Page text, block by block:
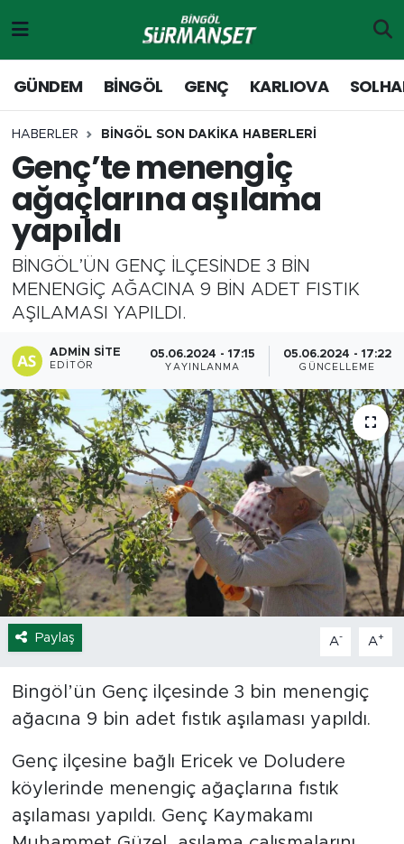
GÜNDEM BİNGÖL GENÇ KARLIOVA
HABERLER BİNGÖL SON DAKİKA HABERLERİ
Genç’te menengiç
ağaçlarına aşılama
yapıldı
BİNGÖL’ÜN GENÇ İLÇESİNDE 3 BİN
MENENGİÇ AĞACINA 9 BİN ADET FISTIK
AŞILAMASI YAPILDI.
ADMIN SITE
EDITÖR
05.06.2024 - 17:15
YAYINLANMA
05.06.2024 - 17:22
GÜNCELLEME
Paylaş A- A+
Bingöl’ün Genç ilçesinde 3 bin menengiç
ağacına 9 bin adet fıstık aşılaması yapıldı.
Genç ilçesine bağlı Ericek ve Doludere
köylerinde menengiç ağaçlarına fıstık
aşılaması yapıldı. Genç Kaymakamı
Genç
Solhan
Karlıova
Adaklı-Kiğı
Yayladere-Yedisu
MD Prestij Dergisi
Siyaset
Spor
Yaşam
Sağlık
Eğitim
Ekonomi
Tavz Der
Bingöl Kaza Haberleri
Merkez Hava Durumu
Merkez Trafik Yoğunluk Haritası
Süper Lig Puan Durumu ve Fikstür
Tüm Manşetler
Son Dakika Haberleri
Haber Arşivi